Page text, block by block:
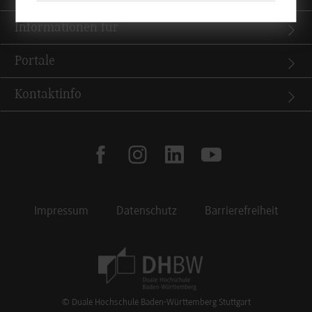
Informationen für
Portale
Kontaktinfo
facebookinstagramlinkedinyoutube
Impressum Datenschutz Barrierefreiheit
© Duale Hochschule Baden-Württemberg Stuttgart